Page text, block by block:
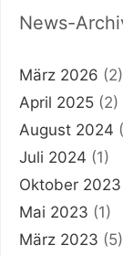
News-
März 2026 (2)
April 2025 (2)
August 2024
Juli 2024 (1)
Oktober 2023
Mai 2023 (1)
März 2023 (5)